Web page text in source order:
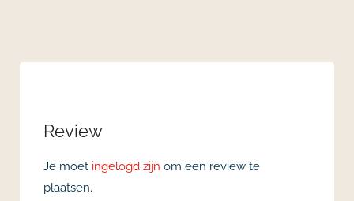
Review
Je moet ingelogd zijn om een review te
plaatsen.